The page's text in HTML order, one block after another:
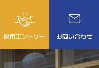
採用エントリー お問い合わせ